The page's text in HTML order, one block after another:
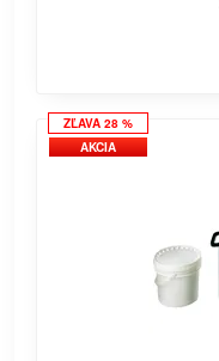
ZĽAVA 28 %
AKCIA